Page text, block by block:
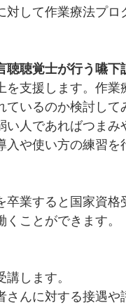
対して作業療法プ
聴聴覚士が行う嚥下
支援します。作業
いるのか検討して
人であればつまみ
や使い方の練習を
業すると国家資格
ことができます。
します。
んに対する接遇や